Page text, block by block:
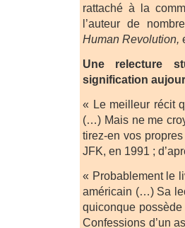
rattaché à la
l’auteur de
Human Revolution,
Une relecture
signification
« Le meilleur récit
(…) Mais ne me
tirez-en vos
JFK, en 1991 ;
« Probablement le
américain (…) Sa
quiconque possède
Confessions d’un